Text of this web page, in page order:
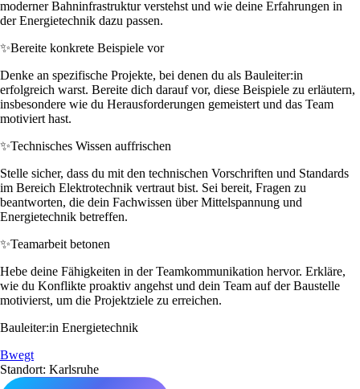
moderner Bahninfrastruktur verstehst und wie deine Erfahrungen in
der Energietechnik dazu passen.
✨Bereite konkrete Beispiele vor
Denke an spezifische Projekte, bei denen du als Bauleiter:in
erfolgreich warst. Bereite dich darauf vor, diese Beispiele zu erläutern,
insbesondere wie du Herausforderungen gemeistert und das Team
motiviert hast.
✨Technisches Wissen auffrischen
Stelle sicher, dass du mit den technischen Vorschriften und Standards
im Bereich Elektrotechnik vertraut bist. Sei bereit, Fragen zu
beantworten, die dein Fachwissen über Mittelspannung und
Energietechnik betreffen.
✨Teamarbeit betonen
Hebe deine Fähigkeiten in der Teamkommunikation hervor. Erkläre,
wie du Konflikte proaktiv angehst und dein Team auf der Baustelle
motivierst, um die Projektziele zu erreichen.
Bauleiter:in Energietechnik
Bwegt
Standort: Karlsruhe